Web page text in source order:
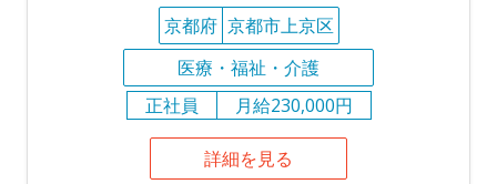
京都府 京都市上京区
医療・福祉・介護
正社員
月給230,000円
詳細を見る